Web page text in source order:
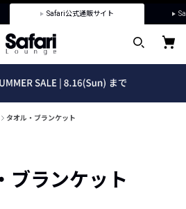
Safari公式通販サイト
タオル・ブランケット
ブランケット